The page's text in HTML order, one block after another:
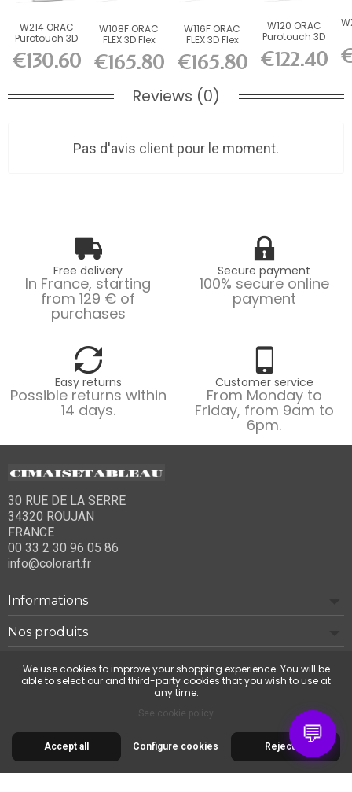
W214 ORAC
Purotouch 3D
wall panel
L200 x...
€130.60
W108F ORAC
FLEX 3D Flex
Wall Panel
L200 x...
€165.80
W116F ORAC
FLEX 3D Flex
Wall Panel
L200 x...
€165.80
W120 ORAC
Purotouch 3D
wall panel
L150 x...
€122.40
Reviews (0)
Pas d'avis client pour le moment.
Free delivery
In France, starting
from 129 € of
purchases
Secure payment
100% secure online
payment
Easy returns
Possible returns within
14 days.
Customer service
From Monday to
Friday, from 9am to
6pm.
30 RUE DE LA SERRE
34320 ROUJAN
FRANCE
00 33 2 30 96 05 86
info@colorart.fr
Informations
Nos produits
Notre société
💬
© 2026 Cimaise Tableau. Tous droits réservés.
We use cookies to improve your shopping experience. You will be
able to select our and third-party cookies that you wish to use at
any time.
See cookie policy
Accept all Reject all
Configure cookies